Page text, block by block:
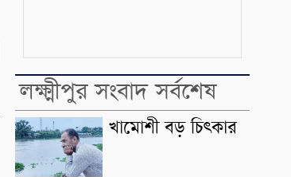
লক্ষ্মীপুর সংবাদ সর্বশেষ
খামোশী বড় চিৎকার